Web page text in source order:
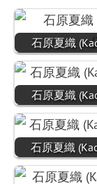
石原夏織
石原夏織
石原夏織